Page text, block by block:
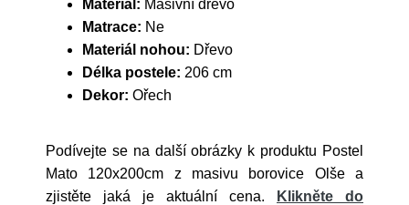
Materiál: Masivní dřevo
Matrace: Ne
Materiál nohou: Dřevo
Délka postele: 206 cm
Dekor: Ořech
Podívejte se na další obrázky k produktu Postel
Mato 120x200cm z masivu borovice Olše a
zjistěte jaká je aktuální cena.
Klikněte do